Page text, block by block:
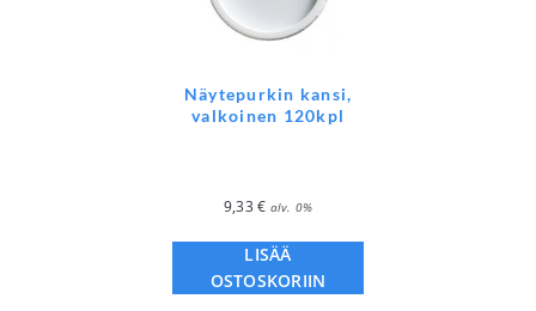
Näytepurkin kansi,
valkoinen 120kpl
9,33€ alv. 0%
LISÄÄ
OSTOSKORIIN